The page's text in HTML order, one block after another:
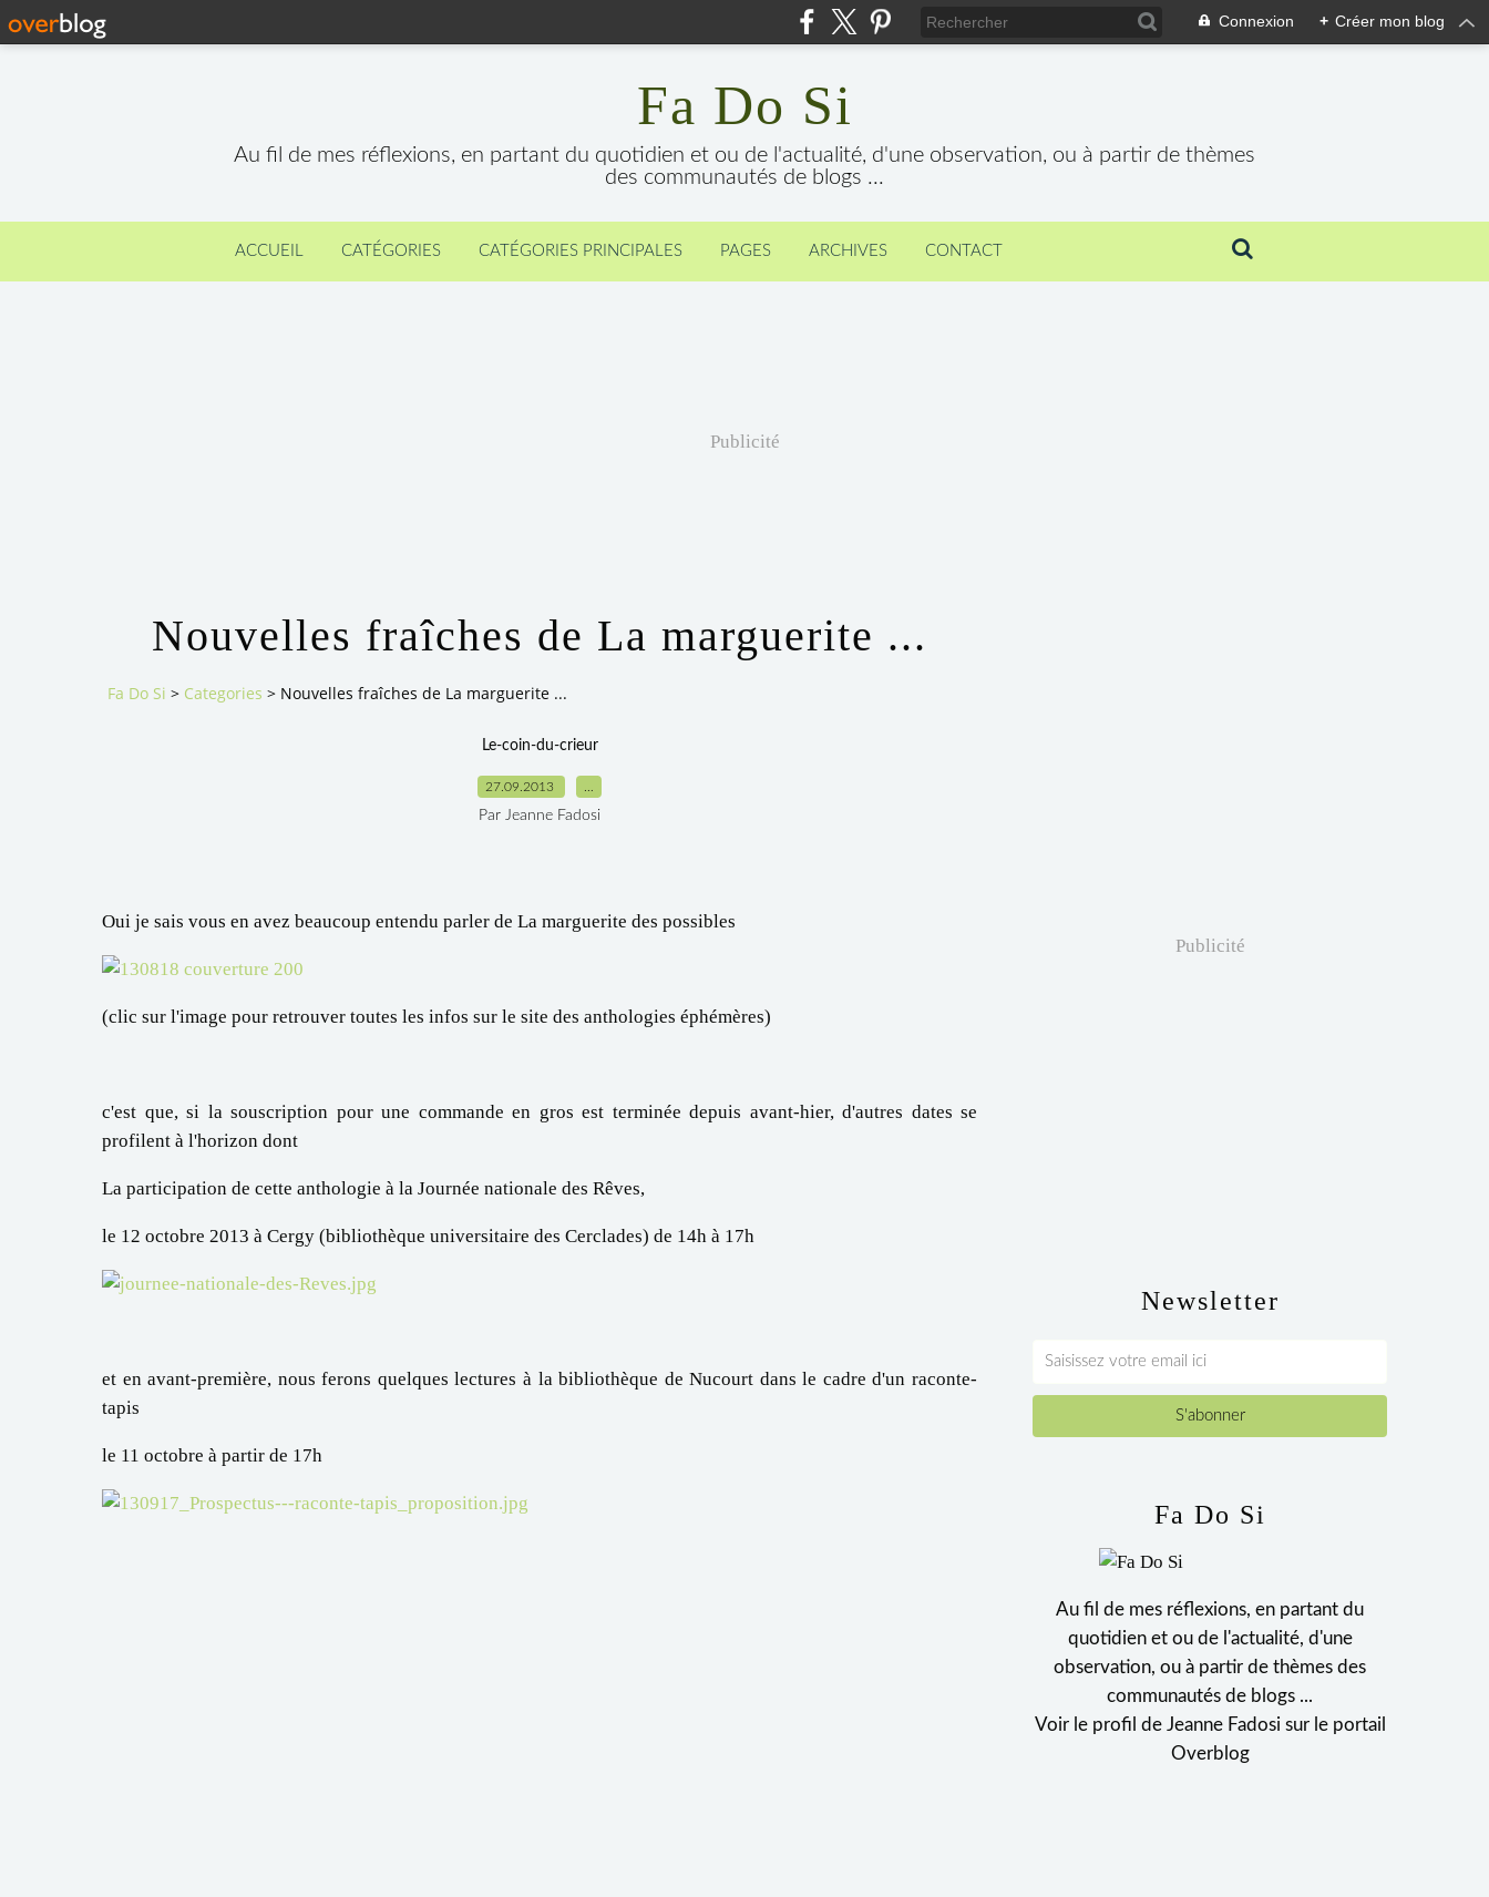
Connexion + Créer mon blog
Fa Do Si
Au fil de mes réflexions, en partant du quotidien et ou de l'actualité, d'une observation, ou à partir de thèmes
des communautés de blogs ...
ACCUEIL CATÉGORIES CATÉGORIES PRINCIPALES PAGES ARCHIVES CONTACT
Publicité
Nouvelles fraîches de La marguerite ...
Fa Do Si > Categories > Nouvelles fraîches de La marguerite ...
Le-coin-du-crieur
27.09.2013
Par Jeanne Fadosi
Oui je sais vous en avez beaucoup entendu parler de La marguerite des possibles
(clic sur l'image pour retrouver toutes les infos sur le site des anthologies éphémères)
c'est que, si la souscription pour une commande en gros est terminée depuis avant-hier, d'autres dates se
profilent à l'horizon dont
La participation de cette anthologie à la Journée nationale des Rêves,
le 12 octobre 2013 à Cergy (bibliothèque universitaire des Cerclades) de 14h à 17h
et en avant-première, nous ferons quelques lectures à la bibliothèque de Nucourt dans le cadre d'un raconte-
tapis
le 11 octobre à partir de 17h
Newsletter
Publicité
Fa Do Si
Au fil de mes réflexions, en partant du
quotidien et ou de l'actualité, d'une
observation, ou à partir de thèmes des
communautés de blogs ...
Voir le profil de Jeanne Fadosi sur le portail
Overblog